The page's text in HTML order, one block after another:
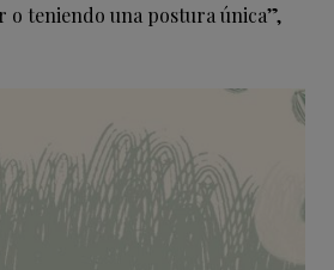
teniendo una postura única”,